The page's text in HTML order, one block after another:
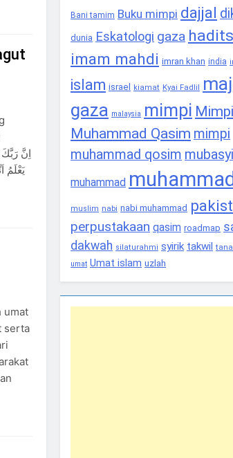
يَعْلَمُ
serta
Bani tamim Buku mimpi dajjal
dunia Eskatologi gaza hadits
imam mahdi imran khan india
islam israel kiamat Kyai Fadlil
gaza malaysia mimpi Mimpi
Muhammad Qasim mimpi
muhammad qosim
muhammad
muslim nabi nabi muhammad
perpustakaan qasim roadmap
dakwah silaturahmi syirik takwil
umat Umat islam uzlah